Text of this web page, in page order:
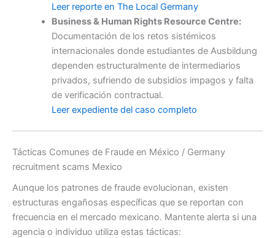
Leer reporte en The Local Germany
Business & Human Rights Resource Centre:
Documentación de los retos sistémicos
internacionales donde estudiantes de Ausbildung
dependen estructuralmente de intermediarios
privados, sufriendo de subsidios impagos y falta
de verificación contractual.
Leer expediente del caso completo
Tácticas Comunes de Fraude en México / Germany
recruitment scams Mexico
Aunque los patrones de fraude evolucionan, existen
estructuras engañosas específicas que se reportan con
frecuencia en el mercado mexicano. Mantente alerta si una
agencia o individuo utiliza estas tácticas: